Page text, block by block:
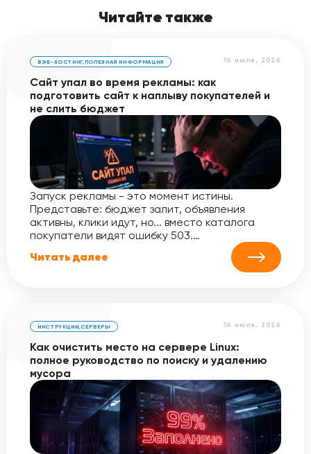
Читайте также
16 июля, 2026
ВЭБ-ХОСТИНГ,ПОЛЕЗНАЯ ИНФОРМАЦИЯ
Сайт упал во время рекламы: как
подготовить сайт к наплыву покупателей и
не слить бюджет
Запуск рекламы - это момент истины.
Представьте: бюджет залит, объявления
активны, клики идут, но... вместо каталога
покупатели видят ошибку 503.…
Читать далее
16 июля, 2026
ИНСТРУКЦИИ, СЕРВЕРЫ
Как очистить место на сервере Linux:
полное руководство по поиску и удалению
мусора